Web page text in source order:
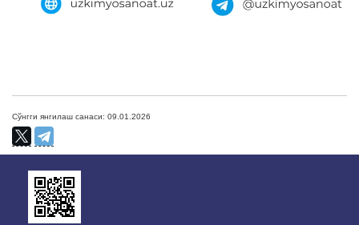
Сўнгги янгилаш санаси: 09.01.2026